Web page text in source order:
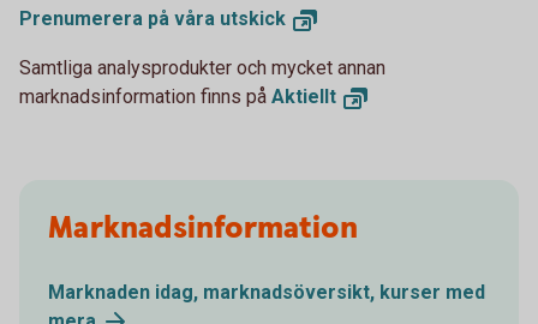
Prenumerera på våra utskick
Samtliga analysprodukter och mycket annan
marknadsinformation finns på Aktiellt
Marknadsinformation
Marknaden idag, marknadsöversikt, kurser med